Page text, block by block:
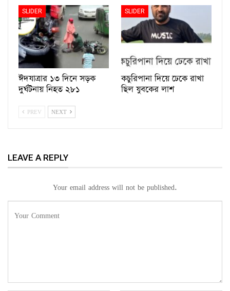
SLIDER
ঈদযাত্রার ১৩ দিনে সড়ক
দুর্ঘটনায় নিহত ২৮১
SLIDER
কচুরিপানা দিয়ে ঢেকে রাখা
ছিল যুবকের লাশ
PREV NEXT
LEAVE A REPLY
Your email address will not be published.